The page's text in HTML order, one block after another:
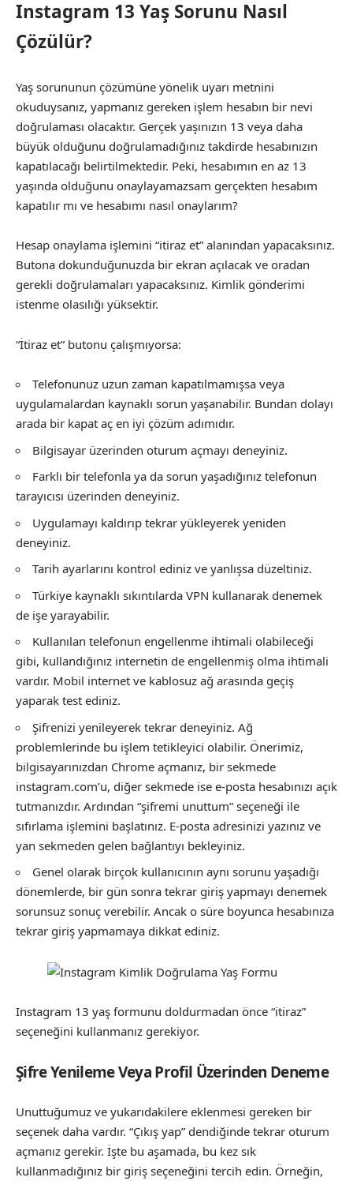
Instagram 13 Yaş Sorunu Nasıl
Çözülür?
Yaş sorununun çözümüne yönelik uyarı metnini
okuduysanız, yapmanız gereken işlem hesabın bir nevi
doğrulaması olacaktır. Gerçek yaşınızın 13 veya daha
büyük olduğunu doğrulamadığınız takdirde hesabınızın
kapatılacağı belirtilmektedir. Peki, hesabımın en az 13
yaşında olduğunu onaylayamazsam gerçekten hesabım
kapatılır mı ve hesabımı nasıl onaylarım?
Hesap onaylama işlemini “itiraz et” alanından yapacaksınız.
Butona dokunduğunuzda bir ekran açılacak ve oradan
gerekli doğrulamaları yapacaksınız. Kimlik gönderimi
istenme olasılığı yüksektir.
“İtiraz et” butonu çalışmıyorsa:
Telefonunuz uzun zaman kapatılmamışsa veya
uygulamalardan kaynaklı sorun yaşanabilir. Bundan dolayı
arada bir kapat aç en iyi çözüm adımıdır.
Bilgisayar üzerinden oturum açmayı deneyiniz.
Farklı bir telefonla ya da sorun yaşadığınız telefonun
tarayıcısı üzerinden deneyiniz.
Uygulamayı kaldırıp tekrar yükleyerek yeniden
deneyiniz.
Tarih ayarlarını kontrol ediniz ve yanlışsa düzeltiniz.
Türkiye kaynaklı sıkıntılarda VPN kullanarak denemek
de işe yarayabilir.
Kullanılan telefonun engellenme ihtimali olabileceği
gibi, kullandığınız internetin de engellenmiş olma ihtimali
vardır. Mobil internet ve kablosuz ağ arasında geçiş
yaparak test ediniz.
Şifrenizi yenileyerek tekrar deneyiniz. Ağ
problemlerinde bu işlem tetikleyici olabilir. Önerimiz,
bilgisayarınızdan Chrome açmanız, bir sekmede
instagram.com’u, diğer sekmede ise e-posta hesabınızı açık
tutmanızdır. Ardından “şifremi unuttum” seçeneği ile
sıfırlama işlemini başlatınız. E-posta adresinizi yazınız ve
yan sekmeden gelen bağlantıyı bekleyiniz.
Genel olarak birçok kullanıcının aynı sorunu yaşadığı
dönemlerde, bir gün sonra tekrar giriş yapmayı denemek
sorunsuz sonuç verebilir. Ancak o süre boyunca hesabınıza
tekrar giriş yapmamaya dikkat ediniz.
Instagram 13 yaş formunu doldurmadan önce “itiraz”
seçeneğini kullanmanız gerekiyor.
Şifre Yenileme Veya Profil Üzerinden Deneme
Unuttuğumuz ve yukarıdakilere eklenmesi gereken bir
seçenek daha vardır. “Çıkış yap” dendiğinde tekrar oturum
açmanız gerekir. İşte bu aşamada, bu kez sık
kullanmadığınız bir giriş seçeneğini tercih edin. Örneğin,